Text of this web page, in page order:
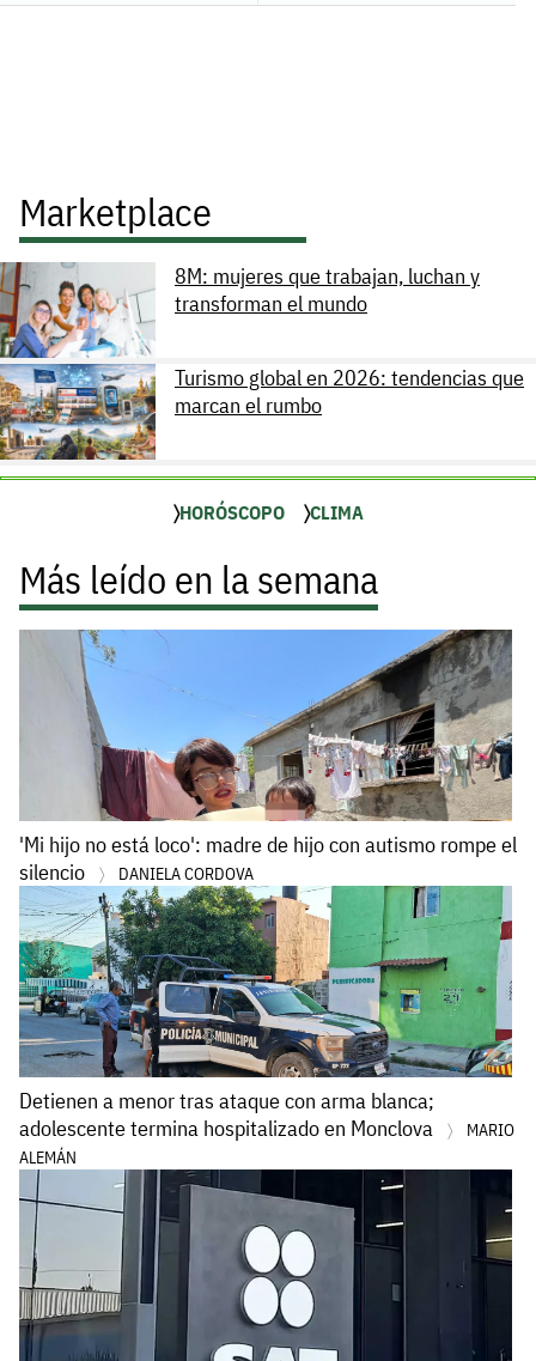
Marketplace
8M: mujeres que trabajan, luchan y
transforman el mundo
Turismo global en 2026: tendencias que
marcan el rumbo
HORÓSCOPO CLIMA
Más leído en la semana
'Mi hijo no está loco': madre de hijo con autismo rompe el
silencio
DANIELA CORDOVA
Detienen a menor tras ataque con arma blanca;
adolescente termina hospitalizado en Monclova
MARIO
ALEMÁN